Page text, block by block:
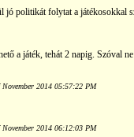
jó politikát folytat a játékosokkal
a játék, tehát 2 napig. Szóval
2014 05:57:22 PM
2014 06:12:03 PM